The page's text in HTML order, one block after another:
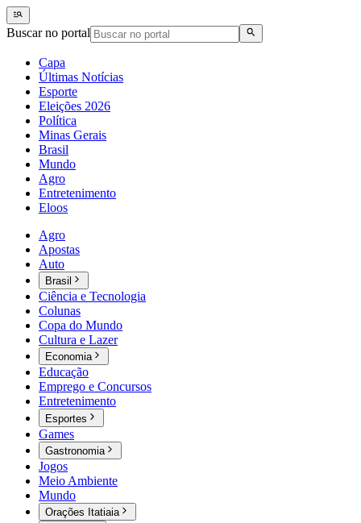
Buscar no portal
Capa
Últimas Notícias
Esporte
Eleições 2026
Política
Minas Gerais
Brasil
Mundo
Agro
Entretenimento
Eloos
Agro
Apostas
Auto
Brasil
Ciência e Tecnologia
Colunas
Copa do Mundo
Cultura e Lazer
Economia
Educação
Emprego e Concursos
Entretenimento
Esportes
Games
Gastronomia
Jogos
Meio Ambiente
Mundo
Orações Itatiaia